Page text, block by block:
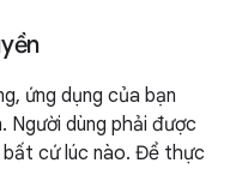
ứng dụng của bạn
Người dùng phải được
cứ lúc nào. Để thực